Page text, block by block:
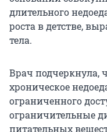
длительного
роста в детстве,
тела.
Врач подчеркнула,
хроническое
ограниченного
ограничительные
питательных